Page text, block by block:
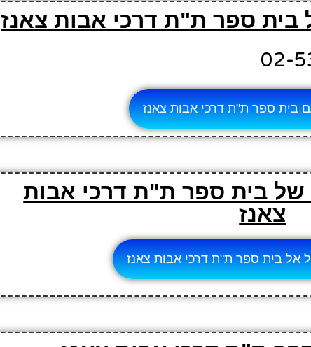
בית ספר ת"ת דרכי אבות צאנז
בית ספר ת"ת דרכי אבות צאנז
של בית ספר ת"ת דרכי אבות
צאנז
אל בית ספר ת"ת דרכי אבות צאנז